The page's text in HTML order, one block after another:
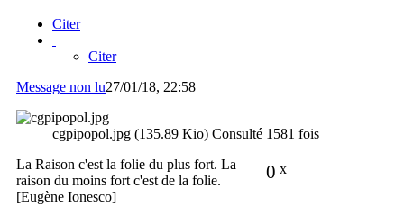
Citer
Citer
Message non lu27/01/18, 22:58
cgpipopol.jpg (135.89 Kio) Consulté 1581 fois
0 x
La Raison c'est la folie du plus fort. La
raison du moins fort c'est de la folie.
[Eugène Ionesco]